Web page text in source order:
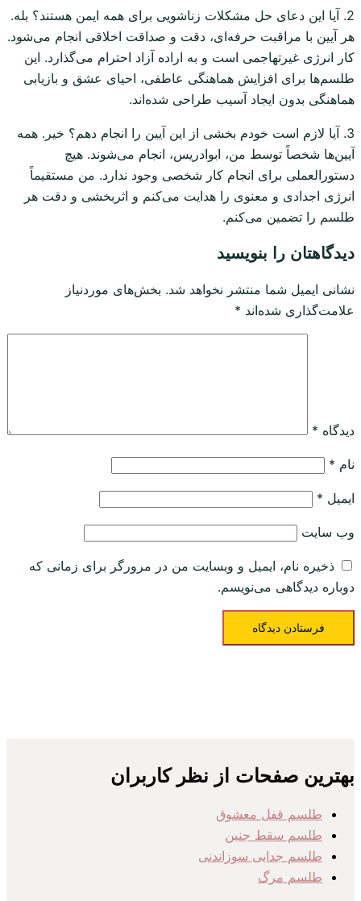
2. آیا این دعای حل مشکلات زناشویی برای همه ایمن هستند؟ بله.
هر آیین با مراقبت حرفه‌ای، دقت و صداقت اخلاقی انجام می‌شود.
کار انرژی غیرتهاجمی است و به اراده آزاد احترام می‌گذارد. این
طلسم‌ها برای افزایش هماهنگی عاطفی، احیای عشق و بازیابی
هماهنگی بدون ایجاد آسیب طراحی شده‌اند.
3. آیا لازم است خودم بخشی از این آیین را انجام دهم؟ خیر. همه
آیین‌ها شخصاً توسط من، ابوادریس، انجام می‌شوند. هیچ
دستورالعملی برای انجام کار شخصی وجود ندارد. من مستقیماً
انرژی اجدادی و معنوی را هدایت می‌کنم و اثربخشی و دقت هر
طلسم را تضمین می‌کنم.
دیدگاهتان را بنویسید
نشانی ایمیل شما منتشر نخواهد شد. بخش‌های موردنیاز
علامت‌گذاری شده‌اند *
دیدگاه *
نام *
ایمیل *
وب‌ سایت
ذخیره نام، ایمیل و وبسایت من در مرورگر برای زمانی که
دوباره دیدگاهی می‌نویسم.
بهترین صفحات از نظر کاربران
طلسم قفل معشوق
طلسم سقط جنین
طلسم جدایی سوزاندنی
طلسم مرگ